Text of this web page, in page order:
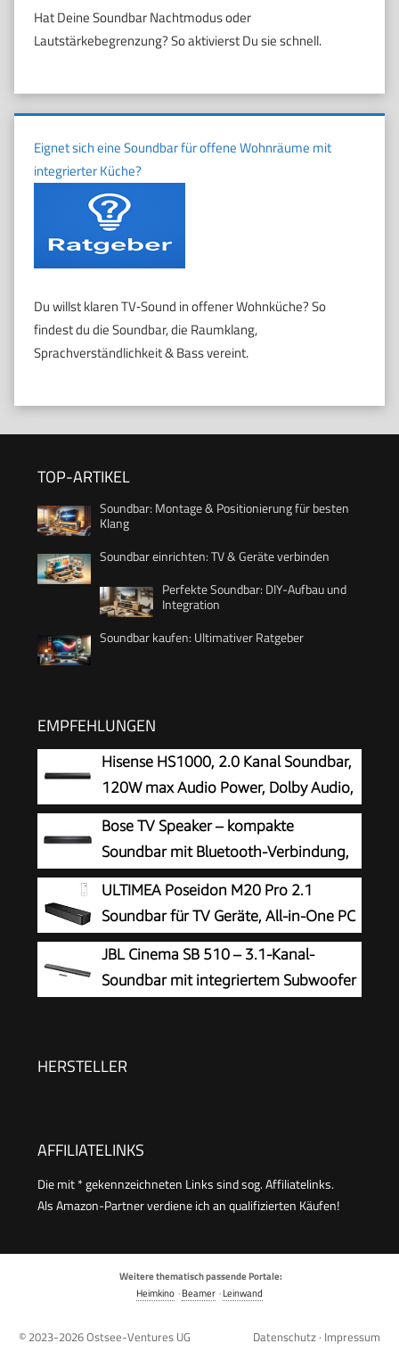
Hat Deine Soundbar Nachtmodus oder
Lautstärkebegrenzung? So aktivierst Du sie schnell.
Eignet sich eine Soundbar für offene Wohnräume mit
integrierter Küche?
Du willst klaren TV‑Sound in offener Wohnküche? So
findest du die Soundbar, die Raumklang,
Sprachverständlichkeit & Bass vereint.
TOP-ARTIKEL
Soundbar: Montage & Positionierung für besten
Klang
Soundbar einrichten: TV & Geräte verbinden
Perfekte Soundbar: DIY-Aufbau und
Integration
Soundbar kaufen: Ultimativer Ratgeber
EMPFEHLUNGEN
Hisense HS1000, 2.0 Kanal Soundbar,
120W max Audio Power, Dolby Audio,
DTS Virtual:X, Voice Enhanced, TV
Mode, EzPlay
Bose TV Speaker – kompakte
Soundbar mit Bluetooth-Verbindung,
Black
ULTIMEA Poseidon M20 Pro 2.1
Soundbar für TV Geräte, All-in-One PC
Soundbar
JBL Cinema SB 510 – 3.1-Kanal-
Soundbar mit integriertem Subwoofer
Schwarz
HERSTELLER
AFFILIATELINKS
Die mit * gekennzeichneten Links sind sog. Affiliatelinks.
Als Amazon-Partner verdiene ich an qualifizierten Käufen!
Weitere thematisch passende Portale:
Heimkino ·Beamer ·Leinwand
© 2023-2026Ostsee-Ventures UG Datenschutz · Impressum